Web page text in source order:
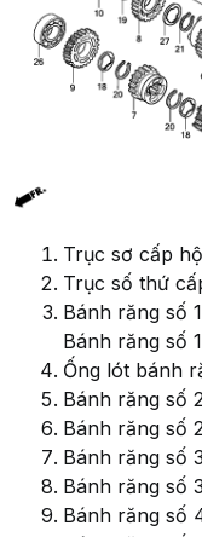
Trục sơ cấp
Trục số thứ
Bánh răng số
Bánh răng số
Ống lót bánh
Bánh răng số
Bánh răng số
Bánh răng số
Bánh răng số
Bánh răng số